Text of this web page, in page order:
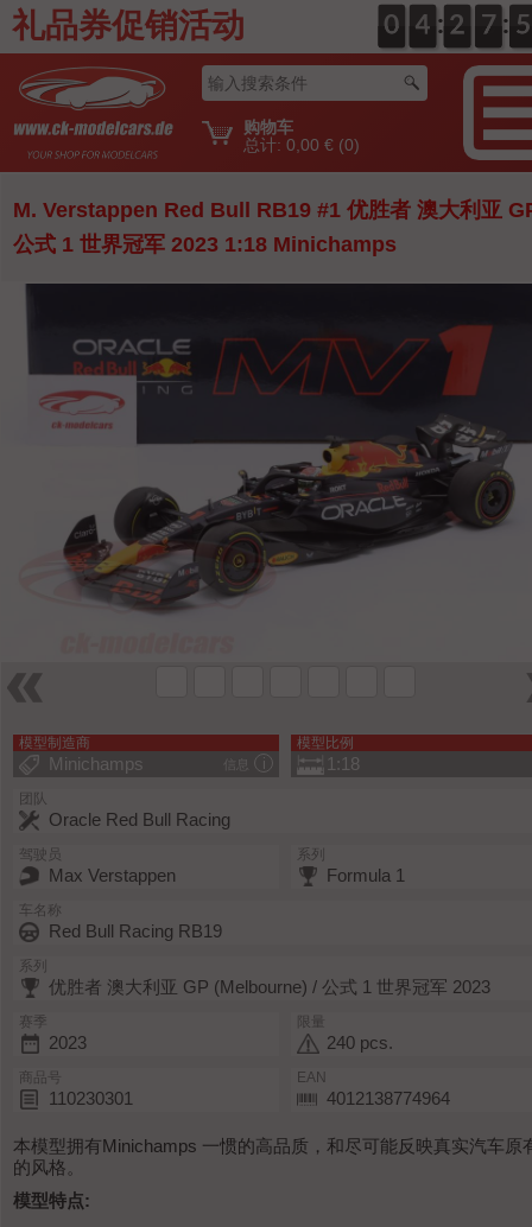
礼品券促销活动 0
0
0 0
4
4 : 0
2
2 0
7
7 : 5
4
5
购物车
总计: 0,00 € (0)
M. Verstappen Red Bull RB19 #1 优胜者 澳大利亚
公式 1 世界冠军 2023 1:18 Minichamps
模型制造商
信息
Minichamps
模型比例
1:18
团队
Oracle Red Bull Racing
驾驶员
Max Verstappen
系列
Formula 1
车名称
Red Bull Racing RB19
系列
优胜者 澳大利亚 GP (Melbourne) / 公式 1 世界冠军 2023
赛季
2023
限量
240 pcs.
商品号
110230301
EAN
4012138774964
本模型拥有Minichamps 一惯的高品质，和尽可能反映真实汽车原
的风格。
模型特点: